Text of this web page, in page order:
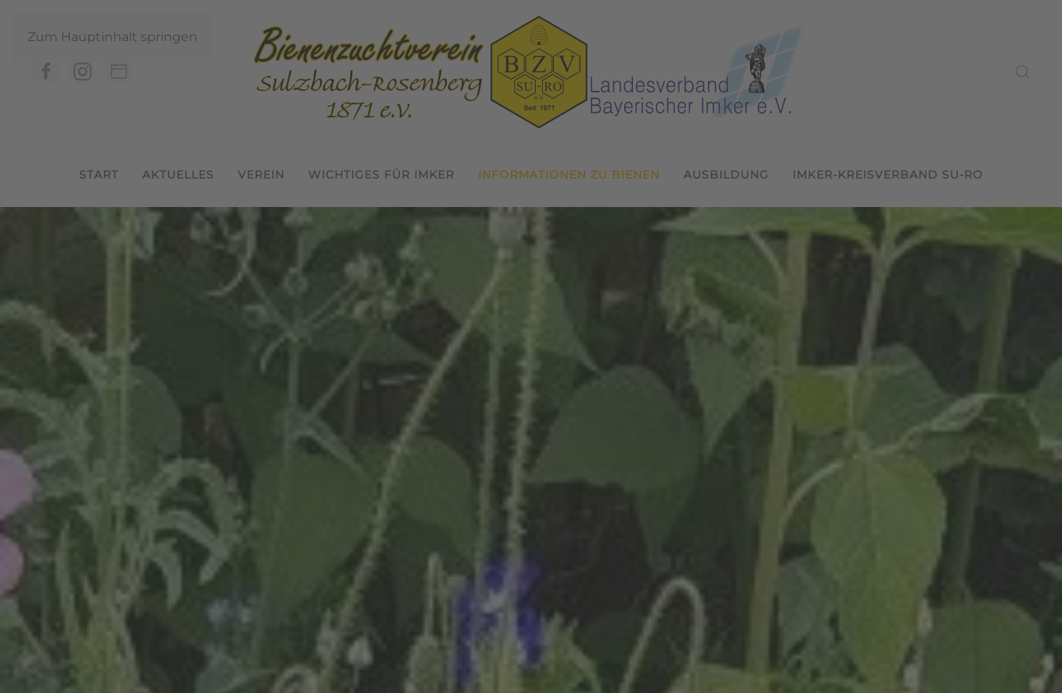
Zum Hauptinhalt springen
START AKTUELLES VEREIN WICHTIGES FÜR IMKER INFORMATIONEN ZU BIENEN AUSBILDUNG IMKER-KREISVERBAND SU-RO